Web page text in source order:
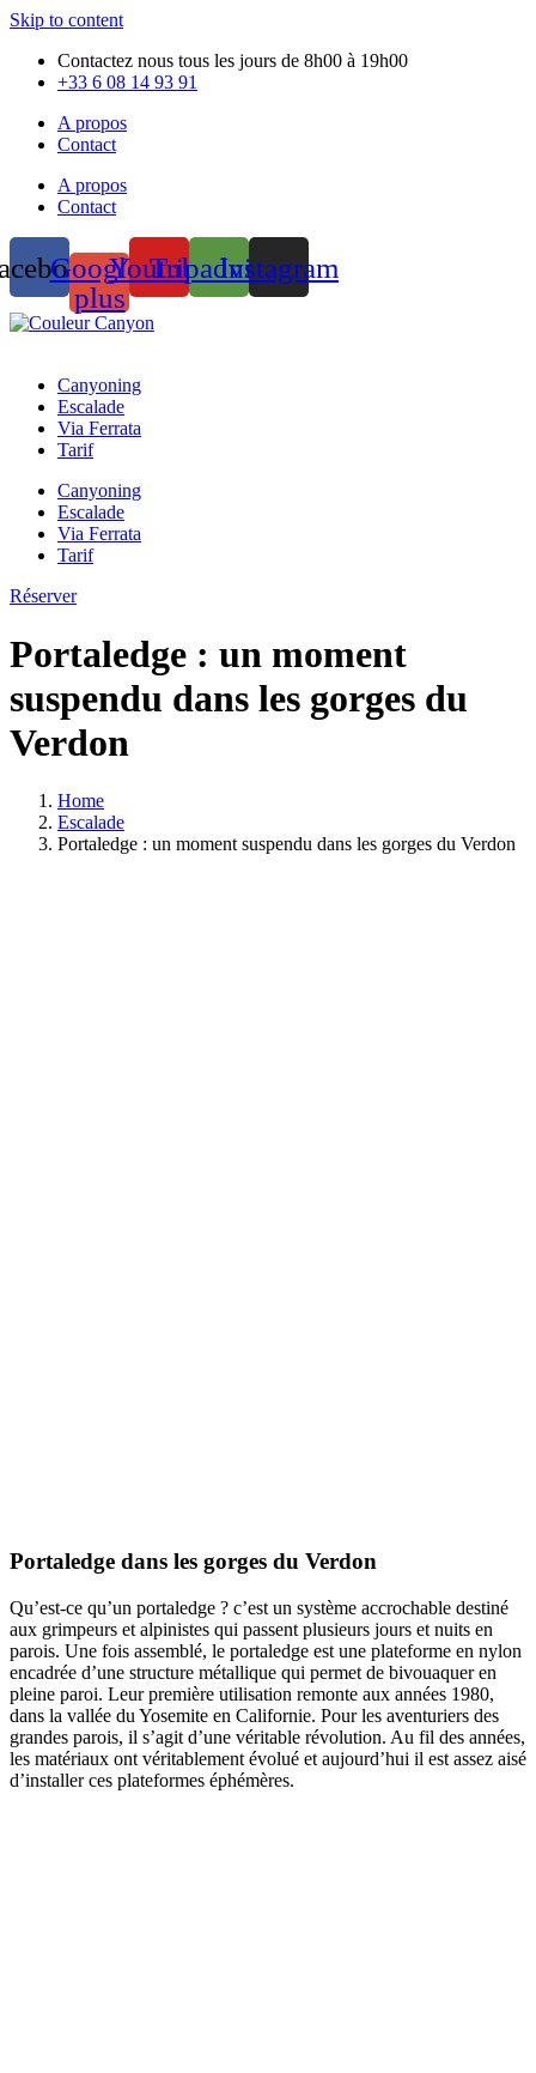
Skip to content
Contactez nous tous les jours de 8h00 à 19h00
+33 6 08 14 93 91
A propos
Contact
A propos
Contact
Google-
plus
Youtube
Tripadvisor
Instagram
Canyoning
Escalade
Via Ferrata
Tarif
Canyoning
Escalade
Via Ferrata
Tarif
Réserver
Portaledge : un moment
suspendu dans les gorges du
Verdon
Home
Escalade
Portaledge : un moment suspendu dans les gorges du Verdon
Portaledge dans les gorges du Verdon
Qu’est-ce qu’un portaledge ? c’est un système accrochable destiné
aux grimpeurs et alpinistes qui passent plusieurs jours et nuits en
parois. Une fois assemblé, le portaledge est une plateforme en nylon
encadrée d’une structure métallique qui permet de bivouaquer en
pleine paroi. Leur première utilisation remonte aux années 1980,
dans la vallée du Yosemite en Californie. Pour les aventuriers des
grandes parois, il s’agit d’une véritable révolution. Au fil des années,
les matériaux ont véritablement évolué et aujourd’hui il est assez aisé
d’installer ces plateformes éphémères.